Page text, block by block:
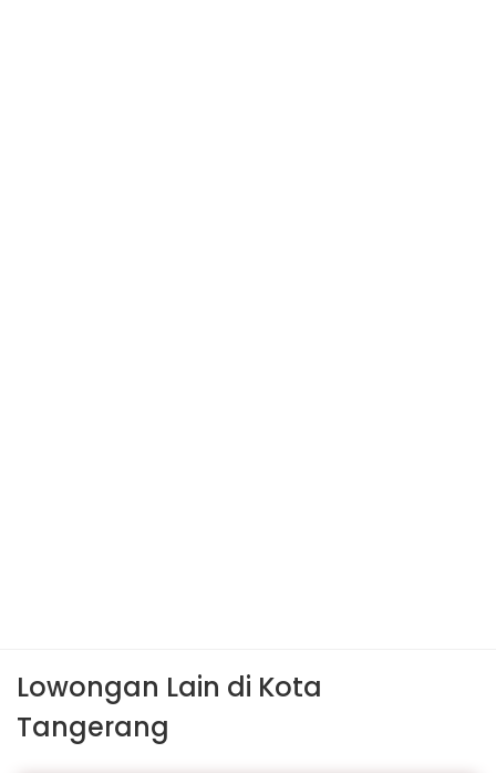
Lowongan Lain di Kota
Tangerang